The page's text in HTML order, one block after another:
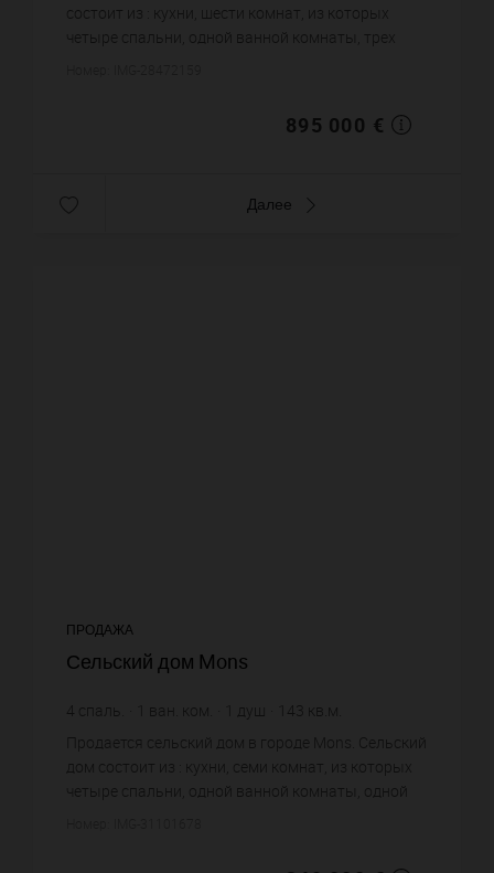
состоит из : кухни, шести комнат, из которых
четыре спальни, одной ванной комнаты, трех
895 000 €
Далее
ПРОДАЖА
Сельский дом Mons
4 спаль. ван. ком. душ 143 кв.м.
цена за кв.м.
Продается сельский дом в городе Mons. Сельский
дом состоит из : кухни, семи комнат, из которых
четыре спальни, одной ванной комнаты, одной